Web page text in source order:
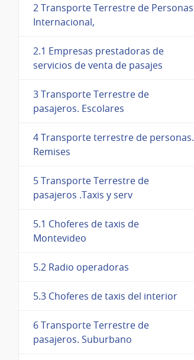
2 Transporte Terrestre de Personas
Internacional,
2.1 Empresas prestadoras de
servicios de venta de pasajes
3 Transporte Terrestre de
pasajeros. Escolares
4 Transporte terrestre de personas.
Remises
5 Transporte Terrestre de
pasajeros .Taxis y serv
5.1 Choferes de taxis de
Montevideo
5.2 Radio operadoras
5.3 Choferes de taxis del interior
6 Transporte Terrestre de
pasajeros. Suburbano